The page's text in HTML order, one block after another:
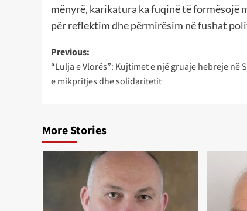
mënyrë, karikatura ka fuqinë të formësojë
për reflektim dhe përmirësim në fushat
Post
navigation
Previous:
“Lulja e Vlorës”: Kujtimet e një gruaje hebreje në
e mikpritjes dhe solidaritetit
More Stories